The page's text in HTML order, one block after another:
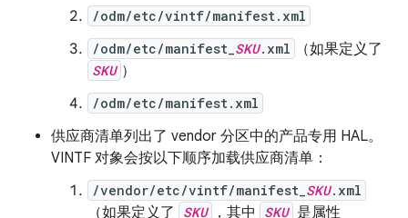
/odm/etc/vintf/manifest.xml
/odm/etc/manifest_ SKU.xml （如果定义了
SKU ）
/odm/etc/manifest.xml
供应商清单列出了 vendor 分区中的产品专用 HAL。
VINTF 对象会按以下顺序加载供应商清单：
/vendor/etc/vintf/manifest_ SKU.xml
（如果定义了 SKU ，其中 SKU 是属性